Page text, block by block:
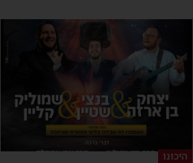
היכונו